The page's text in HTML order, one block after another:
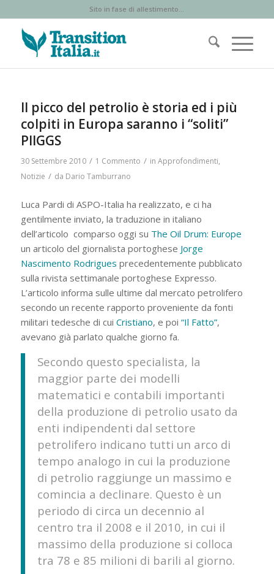
Sito in fase di allestimento...
Il picco del petrolio è storia ed i più
colpiti in Europa saranno i “soliti”
PIIGGS
30 Settembre 2010 / 1 Commento / in Approfondimenti,
Notizie / da Dario Tamburrano
Luca Pardi di ASPO-Italia ha realizzato, e ci ha
gentilmente inviato, la traduzione in italiano
dell’articolo comparso oggi su The Oil Drum: Europe
un articolo del giornalista portoghese Jorge
Nascimento Rodrigues precedentemente pubblicato
sulla rivista settimanale portoghese Expresso.
L’articolo informa sulle ultime dal mercato petrolifero
secondo un recente rapporto proveniente da fonti
militari tedesche di cui Cristiano, e poi “Il Fatto”,
avevano già parlato qualche giorno fa.
Secondo questo specialista, la
maggior parte dei modelli
matematici e contabili importanti
della produzione di petrolio usato da
enti indipendenti dal settore
petrolifero indicano tutti un arco di
tempo analogo in cui la produzione
di petrolio raggiunge un massimo e
comincia a declinare. Questo è un
periodo di circa un decennio al
centro tra il 2008 e il 2010, in cui il
massimo della produzione si colloca
tra 78 e 85 milioni di barili al giorno.